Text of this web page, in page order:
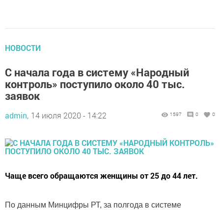
НОВОСТИ
С начала года в систему «Народный
контроль» поступило около 40 тыс.
заявок
admin, 14 июля 2020 - 14:22 1597 0 0
Чаще всего обращаются женщины от 25 до 44 лет.
По данным Минцифры РТ, за полгода в системе